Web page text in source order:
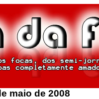
maio de 2008